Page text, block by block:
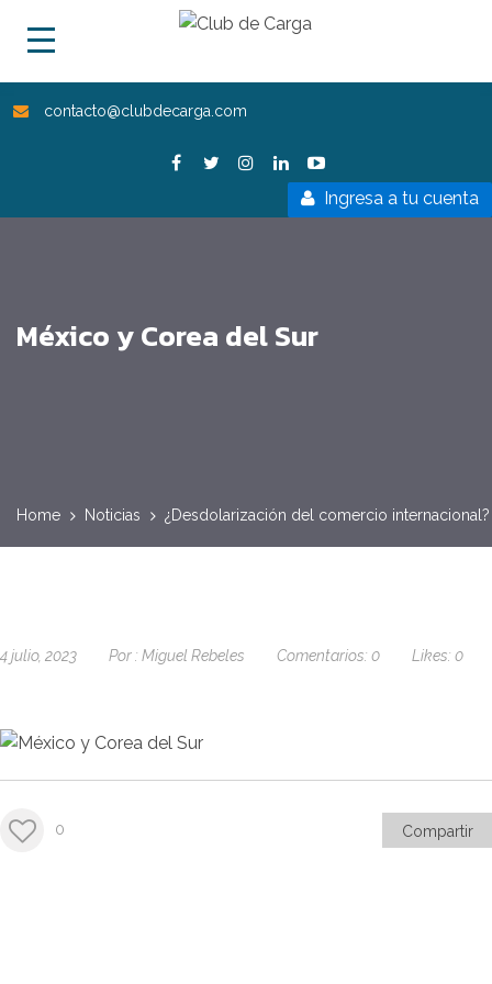
contacto@clubdecarga.com
Ingresa a tu cuenta
México y Corea del Sur
Home Noticias ¿Desdolarización del comercio internacional?
4 julio, 2023 Por : Miguel Rebeles Comentarios: 0 Likes: 0
0 Compartir